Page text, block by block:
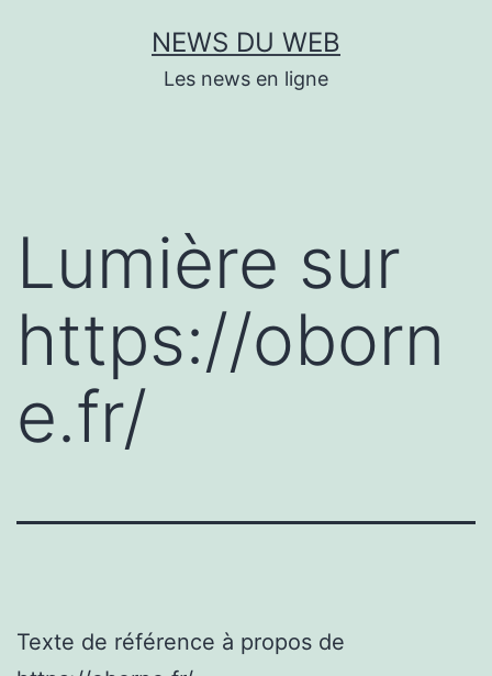
NEWS DU WEB
Les news en ligne
Lumière sur
https://oborn
e.fr/
Texte de référence à propos de